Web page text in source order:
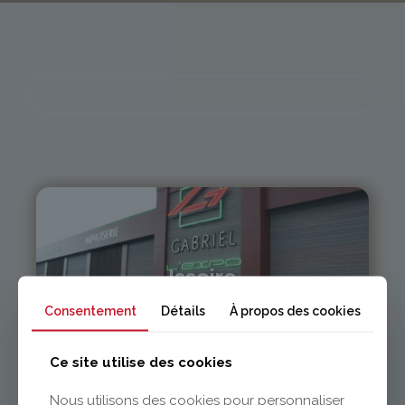
Issoire
Consentement Détails À propos des cookies
Ce site utilise des cookies
Nous utilisons des cookies pour personnaliser